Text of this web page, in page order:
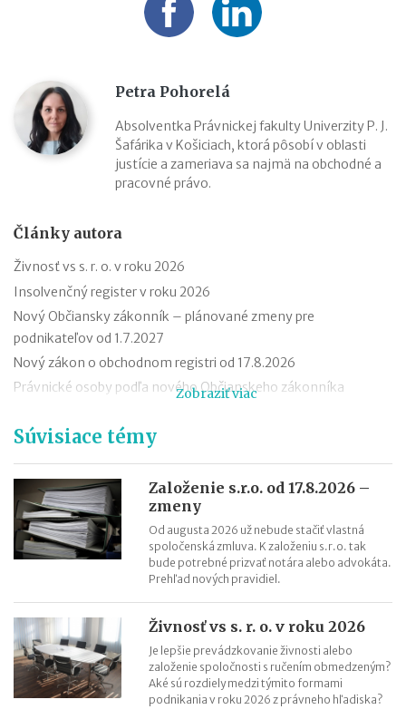
Petra Pohorelá
Absolventka Právnickej fakulty Univerzity P. J.
Šafárika v Košiciach, ktorá pôsobí v oblasti
justície a zameriava sa najmä na obchodné a
pracovné právo.
Články autora
Živnosť vs s. r. o. v roku 2026
Insolvenčný register v roku 2026
Nový Občiansky zákonník – plánované zmeny pre
podnikateľov od 1.7.2027
Nový zákon o obchodnom registri od 17.8.2026
Právnické osoby podľa nového Občianskeho zákonníka
Štátni zamestnanci môžu od 1. októbra 2025 podnikať
Novela zákona o ochrane spotrebiteľa účinná od roku 2026
Reklamácia letného tábora
Zmeny v živnostenskom zákone od 1. 4. 2025
Zobraziť viac
Súvisiace témy
Založenie s.r.o. od 17.8.2026 –
zmeny
Od augusta 2026 už nebude stačiť vlastná
spoločenská zmluva. K založeniu s.r.o. tak
bude potrebné prizvať notára alebo advokáta.
Prehľad nových pravidiel.
Živnosť vs s. r. o. v roku 2026
Je lepšie prevádzkovanie živnosti alebo
založenie spoločnosti s ručením obmedzeným?
Aké sú rozdiely medzi týmito formami
podnikania v roku 2026 z právneho hľadiska?